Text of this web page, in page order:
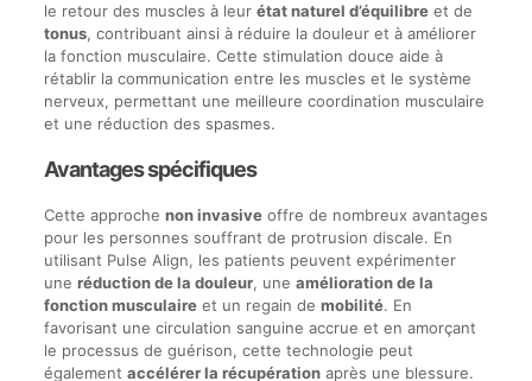
le retour des muscles à leur état naturel d’équilibreet de
tonus, contribuant ainsi à réduire la douleur et à améliorer
la fonction musculaire. Cette stimulation douce aide à
rétablir la communication entre les muscles et le système
nerveux, permettant une meilleure coordination musculaire
et une réduction des spasmes.
Avantages spécifiques
Cette approche non invasiveoffre de nombreux avantages
pour les personnes souffrant de protrusion discale. En
utilisant Pulse Align, les patients peuvent expérimenter
une réduction de la douleur, une amélioration de la
fonction musculaireet un regain de mobilité. En
favorisant une circulation sanguine accrue et en amorçant
le processus de guérison, cette technologie peut
également accélérer la récupérationaprès une blessure.